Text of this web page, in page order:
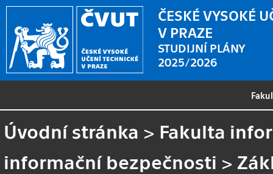
ČESKÉ VYSOKÉ
V PRAZE
STUDIJNÍ PLÁNY
2025/2026
Úvodní stránka > Fakulta
informační bezpečnosti >